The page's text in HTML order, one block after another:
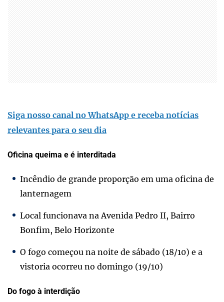
Siga nosso canal no WhatsApp e receba notícias
relevantes para o seu dia
Oficina queima e é interditada
Incêndio de grande proporção em uma oficina de
lanternagem
Local funcionava na Avenida Pedro II, Bairro
Bonfim, Belo Horizonte
O fogo começou na noite de sábado (18/10) e a
vistoria ocorreu no domingo (19/10)
Do fogo à interdição